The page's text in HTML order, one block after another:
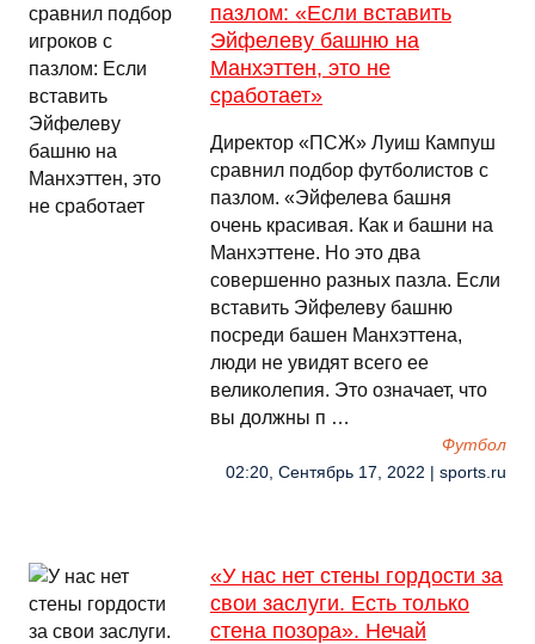
пазлом: «Если вставить
Эйфелеву башню на
Манхэттен, это не
сработает»
Директор «ПСЖ» Луиш Кампуш
сравнил подбор футболистов с
пазлом. «Эйфелева башня
очень красивая. Как и башни на
Манхэттене. Но это два
совершенно разных пазла. Если
вставить Эйфелеву башню
посреди башен Манхэттена,
люди не увидят всего ее
великолепия. Это означает, что
вы должны п …
Футбол
02:20, Сентябрь 17, 2022 | sports.ru
«У нас нет стены гордости за
свои заслуги. Есть только
стена позора». Нечай